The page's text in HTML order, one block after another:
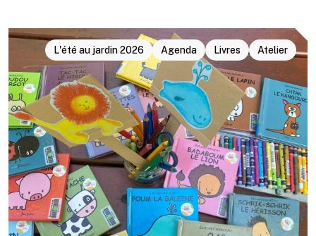
L'été au jardin 2026 Agenda Livres Atelier